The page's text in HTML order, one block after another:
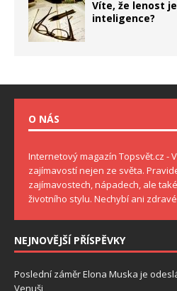
Víte, že lenost
inteligence?
O NÁS
Internetový magazín Topsvět.cz -
zajímavostí nejen ze světa.
zajímavostech, nápadech, ale
životního stylu. Nechybí ani
NEJNOVĚJŠÍ PŘÍSPĚVKY
Poslední záměr Elona Muska je
Venuši